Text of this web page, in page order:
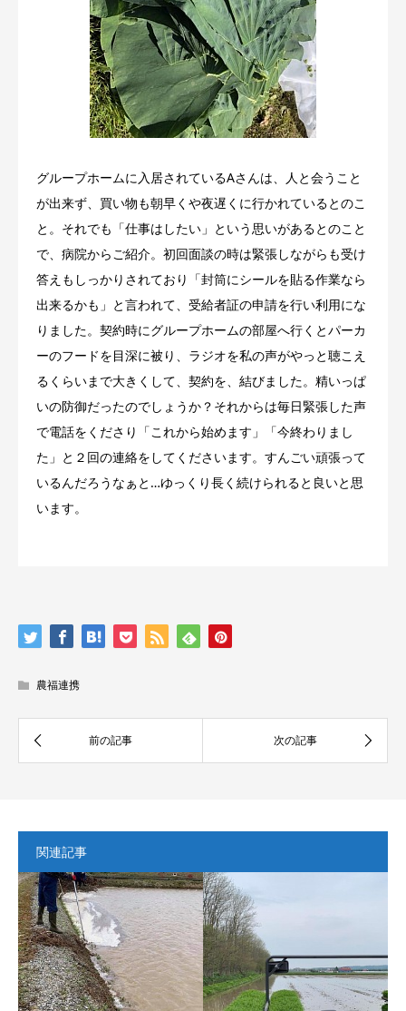
グループホームに入居されているAさんは、人と会うこと
が出来ず、買い物も朝早くや夜遅くに行かれているとのこ
と。それでも「仕事はしたい」という思いがあるとのこと
で、病院からご紹介。初回面談の時は緊張しながらも受け
答えもしっかりされており「封筒にシールを貼る作業なら
出来るかも」と言われて、受給者証の申請を行い利用にな
りました。契約時にグループホームの部屋へ行くとパーカ
ーのフードを目深に被り、ラジオを私の声がやっと聴こえ
るくらいまで大きくして、契約を、結びました。精いっぱ
いの防御だったのでしょうか？それからは毎日緊張した声
で電話をくださり「これから始めます」「今終わりまし
た」と２回の連絡をしてくださいます。すんごい頑張って
いるんだろうなぁと…ゆっくり長く続けられると良いと思
います。
農福連携
関連記事